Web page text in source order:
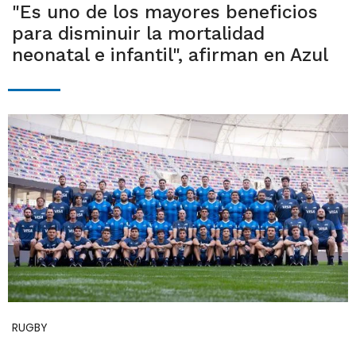
"Es uno de los mayores beneficios
para disminuir la mortalidad
neonatal e infantil", afirman en Azul
RUGBY